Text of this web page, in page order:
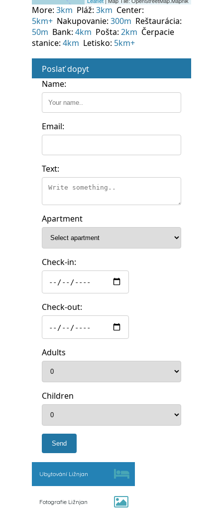
More: 3km Pláž: 3km Center:
5km+ Nakupovanie: 300m Reštaurácia:
50m Bank: 4km Pošta: 2km Čerpacie
stanice: 4km Letisko: 5km+
Poslať dopyt
Name:
Email:
Text:
Apartment
Check-in:
Check-out:
Adults
Children
Ubytování Ližnjan
Fotografie Ližnjan